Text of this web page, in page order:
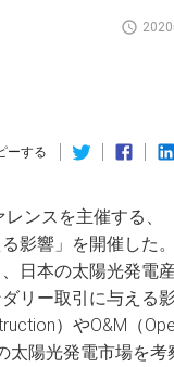
ーする
ンスを主催する、
影響」を開催した。
日本の太陽光発電
リー取引に与える
）やO&M（
太陽光発電市場を考